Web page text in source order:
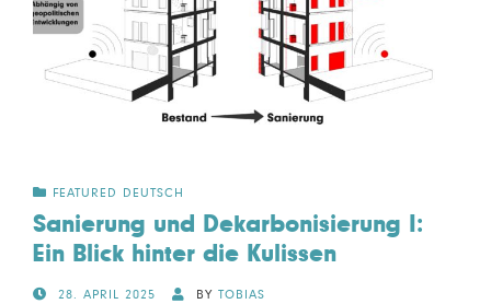
FEATURED DEUTSCH
Sanierung und Dekarbonisierung I:
Ein Blick hinter die Kulissen
POSTED28. APRIL 2025 BY TOBIAS